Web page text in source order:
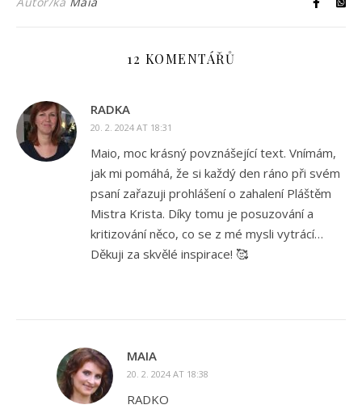
12 KOMENTÁŘŮ
RADKA
20. 2. 2024 AT 18:31
Maio, moc krásný povznášející text. Vnímám,
jak mi pomáhá, že si každý den ráno při svém
psaní zařazuji prohlášení o zahalení Pláštěm
Mistra Krista. Díky tomu je posuzování a
kritizování něco, co se z mé mysli vytrácí…
Děkuji za skvělé inspirace! 🥰
MAIA
20. 2. 2024 AT 18:38
RADKO